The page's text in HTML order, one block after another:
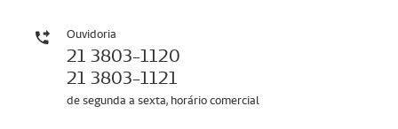
Ouvidoria
21 3803-1120
21 3803-1121
de segunda a sexta, horário comercial